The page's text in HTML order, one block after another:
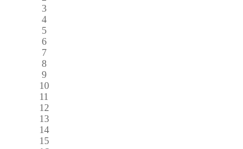
3
4
5
6
7
8
9
10
11
12
13
14
15